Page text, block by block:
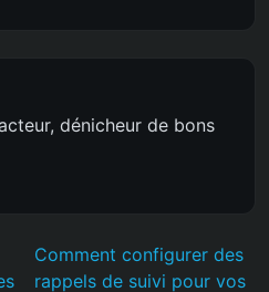
dénicheur de bons
Comment configurer des
rappels de suivi pour vos